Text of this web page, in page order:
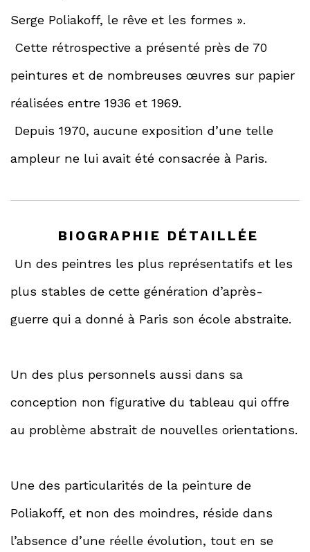
Serge Poliakoff, le rêve et les formes ».
Cette rétrospective a présenté près de 70
peintures et de nombreuses œuvres sur papier
réalisées entre 1936 et 1969.
Depuis 1970, aucune exposition d’une telle
ampleur ne lui avait été consacrée à Paris.
BIOGRAPHIE DÉTAILLÉE
Un des peintres les plus représentatifs et les
plus stables de cette génération d’après-
guerre qui a donné à Paris son école abstraite.
Un des plus personnels aussi dans sa
conception non figurative du tableau qui offre
au problème abstrait de nouvelles orientations.
Une des particularités de la peinture de
Poliakoff, et non des moindres, réside dans
l’absence d’une réelle évolution, tout en se